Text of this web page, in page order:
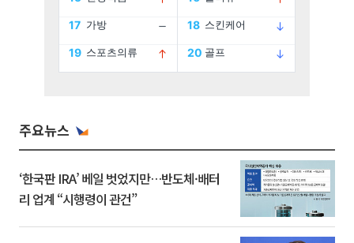
주요뉴스
‘한국판 IRA’ 베일 벗었지만…반도체·배터
리 업계 “시행령이 관건”